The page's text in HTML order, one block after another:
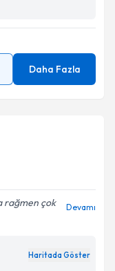
Daha Fazla
rağmen çok
Devamı
Haritada Göster